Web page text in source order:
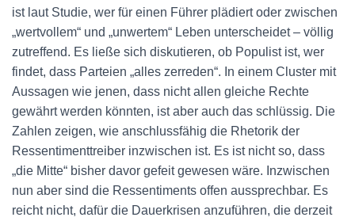
ist laut Studie, wer für einen Führer plädiert oder zwischen
„wertvollem“ und „unwertem“ Leben unterscheidet – völlig
zutreffend. Es ließe sich diskutieren, ob Populist ist, wer
findet, dass Parteien „alles zerreden“. In einem Cluster mit
Aussagen wie jenen, dass nicht allen gleiche Rechte
gewährt werden könnten, ist aber auch das schlüssig. Die
Zahlen zeigen, wie anschlussfähig die Rhetorik der
Ressentimenttreiber inzwischen ist. Es ist nicht so, dass
„die Mitte“ bisher davor gefeit gewesen wäre. Inzwischen
nun aber sind die Ressentiments offen aussprechbar. Es
reicht nicht, dafür die Dauerkrisen anzuführen, die derzeit